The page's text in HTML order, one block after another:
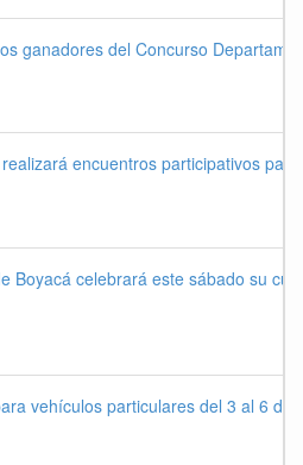
ganadores del Concurso
encuentros participativos
Boyacá celebrará este sábado su
vehículos particulares del 3 al 6 de